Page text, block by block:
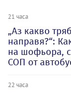
21 часа
„Аз какво
направя?“:
на шофьора,
СОП от
22 часа